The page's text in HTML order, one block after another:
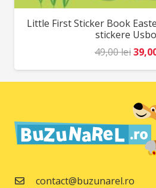
Little First Sticker Book
stickere
49,00lei
a
fost:
contact@buzunarel.ro